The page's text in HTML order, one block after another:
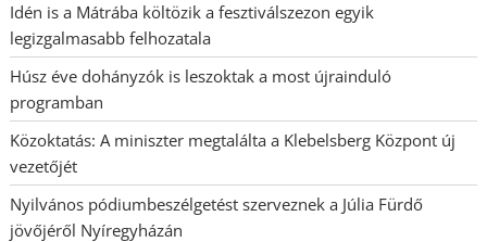
Idén is a Mátrába költözik a fesztiválszezon egyik
legizgalmasabb felhozatala
Húsz éve dohányzók is leszoktak a most újrainduló
programban
Közoktatás: A miniszter megtalálta a Klebelsberg Központ új
vezetőjét
Nyilvános pódiumbeszélgetést szerveznek a Júlia Fürdő
jövőjéről Nyíregyházán